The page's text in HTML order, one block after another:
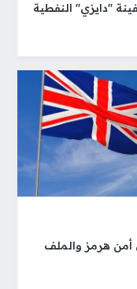
"دايزي" النفطية
أمن هرمز والملف